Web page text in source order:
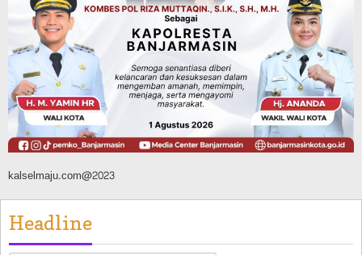
Panaskan Kembali Arena Panjat Tebing,
FPTI Banjarmasin Siapkan Sirkuit se-
Kalsel
Agustus 8, 2026
kalselmaju.com@2023
Headline